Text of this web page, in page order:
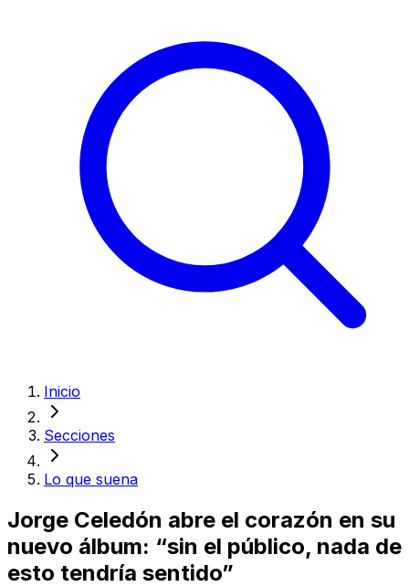
Inicio
Secciones
Lo que suena
Jorge Celedón abre el corazón en su
nuevo álbum: “sin el público, nada de
esto tendría sentido”